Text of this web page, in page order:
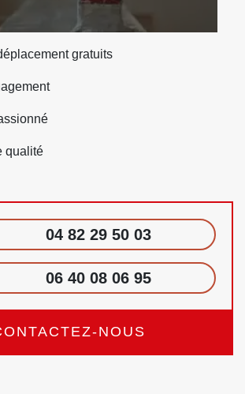
gratuits
qualité
04 82 29 50 03
06 40 08 06 95
NOUS